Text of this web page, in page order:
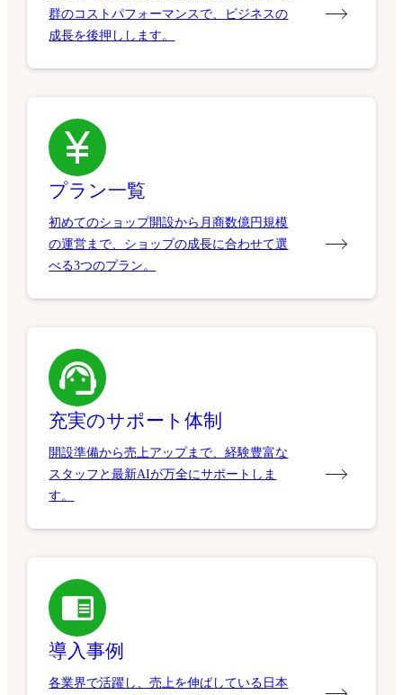
群のコストパフォーマンスで、ビジネスの
成長を後押しします。
プラン一覧
初めてのショップ開設から月商数億円規模
の運営まで、ショップの成長に合わせて選
べる3つのプラン。
充実のサポート体制
開設準備から売上アップまで、経験豊富な
スタッフと最新AIが万全にサポートしま
す。
導入事例
各業界で活躍し、売上を伸ばしている日本